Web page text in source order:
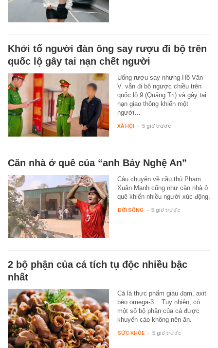
Khởi tố người đàn ông say rượu đi bộ trên
quốc lộ gây tai nạn chết người
Uống rượu say nhưng Hồ Văn
V. vẫn đi bộ ngược chiều trên
quốc lộ 9 (Quảng Trị) và gây tai
nạn giao thông khiến một
người…
XÃ HỘI - 5 giờ trước
Căn nhà ở quê của “anh Bảy Nghệ An”
Câu chuyện về cầu thủ Phạm
Xuân Mạnh cũng như căn nhà ở
quê khiến nhiều người xúc động.
ĐỜI SỐNG - 5 giờ trước
2 bộ phận của cá tích tụ độc nhiều bậc
nhất
Cá là thực phẩm giàu đạm, axit
béo omega-3... Tuy nhiên, có
một số bộ phận của cá được
khuyến cáo không nên ăn.
SỨC KHỎE - 5 giờ trước